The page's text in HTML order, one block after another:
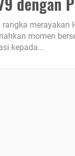
rangka merayakan
momen
kepada...